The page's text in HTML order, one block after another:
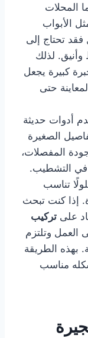
المحلات
الأبواب
فقد تحتاج إلى
وأنيق. لذلك
كبيرة يجعل
حتى
أدوات حديثة
الصغيرة
المفصلات،
في التشطيب.
تناسب
إذا كنت تبحث
على تركيب
العمل وتلتزم
بهذه الطريقة
مناسب